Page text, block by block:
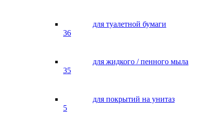
для туалетной бумаги
36
для жидкого / пенного мыла
35
для покрытий на унитаз
5